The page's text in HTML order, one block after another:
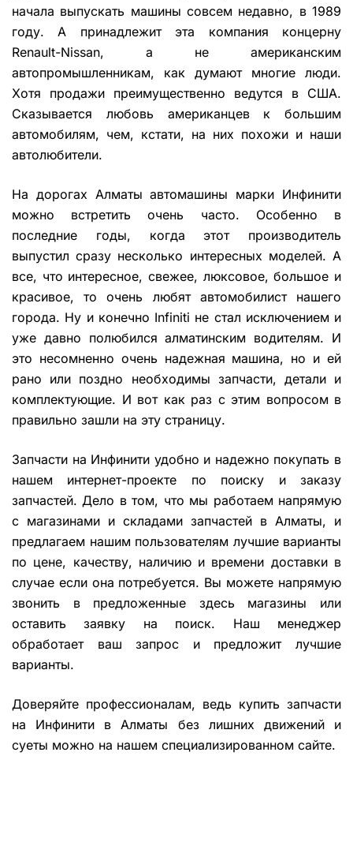
начала выпускать машины совсем недавно, в 1989
году. А принадлежит эта компания концерну
Renault-Nissan, а не американским
автопромышленникам, как думают многие люди.
Хотя продажи преимущественно ведутся в США.
Сказывается любовь американцев к большим
автомобилям, чем, кстати, на них похожи и наши
автолюбители.
На дорогах Алматы автомашины марки Инфинити
можно встретить очень часто. Особенно в
последние годы, когда этот производитель
выпустил сразу несколько интересных моделей. А
все, что интересное, свежее, люксовое, большое и
красивое, то очень любят автомобилист нашего
города. Ну и конечно Infiniti не стал исключением и
уже давно полюбился алматинским водителям. И
это несомненно очень надежная машина, но и ей
рано или поздно необходимы запчасти, детали и
комплектующие. И вот как раз с этим вопросом в
правильно зашли на эту страницу.
Запчасти на Инфинити удобно и надежно покупать в
нашем интернет-проекте по поиску и заказу
запчастей. Дело в том, что мы работаем напрямую
с магазинами и складами запчастей в Алматы, и
предлагаем нашим пользователям лучшие варианты
по цене, качеству, наличию и времени доставки в
случае если она потребуется. Вы можете напрямую
звонить в предложенные здесь магазины или
оставить заявку на поиск. Наш менеджер
обработает ваш запрос и предложит лучшие
варианты.
Доверяйте профессионалам, ведь купить запчасти
на Инфинити в Алматы без лишних движений и
суеты можно на нашем специализированном сайте.